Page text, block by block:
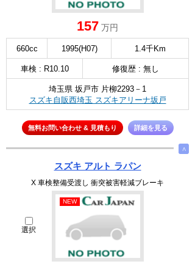
157 万円
660cc 1995(H07) 1.4千Km
車検 : R10.10 修復歴 : 無し
埼玉県 坂戸市 片柳2293－1
スズキ自販西埼玉 スズキアリーナ坂戸
無料お問い合わせ & 見積もり 詳細を見る
∧
スズキ アルト ラパン
X 車検整備受渡し 衝突被害軽減ブレーキ
選択
NEW